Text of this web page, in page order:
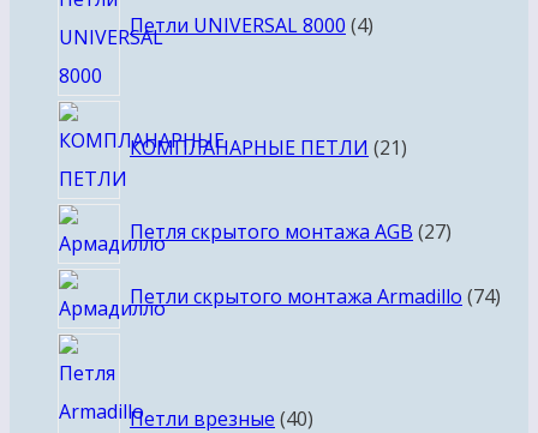
Петли UNIVERSAL 8000 4товара
КОМПЛАНАРНЫЕ ПЕТЛИ 21товар
Петля скрытого монтажа AGB 2727
Петли скрытого монтажа Armadillo 7474
Петли врезные 40